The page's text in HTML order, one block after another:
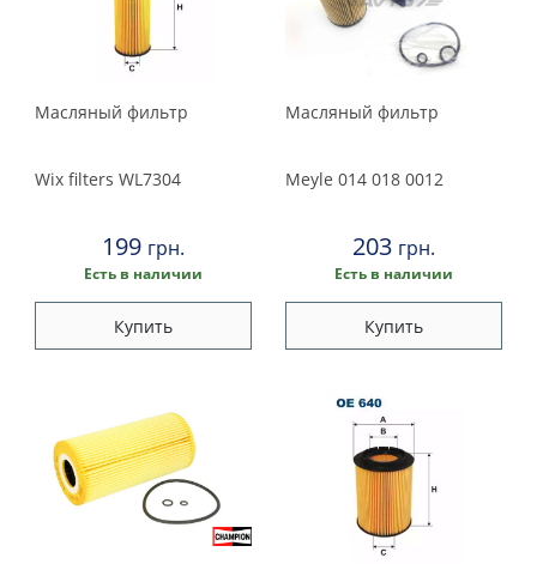
Масляный фильтр
Wix filters WL7304
199 грн.
Есть в наличии
Купить
Масляный фильтр
Meyle 014 018 0012
203 грн.
Есть в наличии
Купить